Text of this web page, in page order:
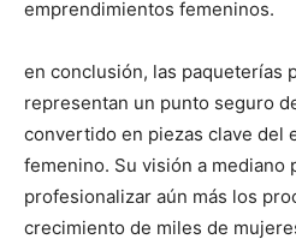
emprendimientos femeninos.
en conclusión, las paqueterías
representan un punto seguro
convertido en piezas clave del
femenino. Su visión a mediano
profesionalizar aún más los
crecimiento de miles de